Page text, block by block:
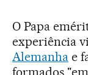
O Papa
experiência
Alemanhae
formados